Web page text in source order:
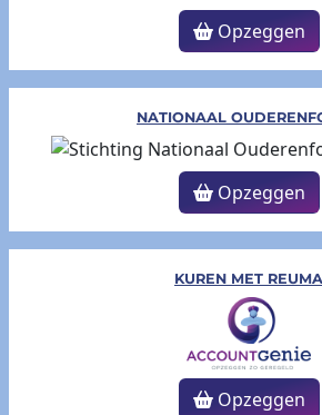
Opzeggen
NATIONAAL
Opzeggen
KUREN MET REUMA
Opzeggen